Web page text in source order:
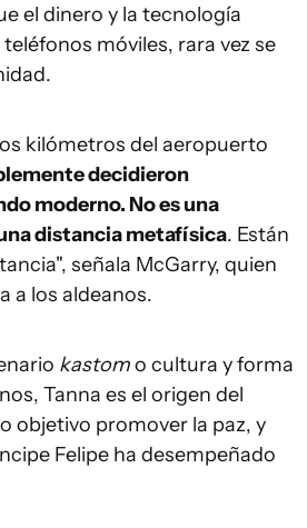
el dinero y la tecnología
móviles, rara vez se
kilómetros del aeropuerto
decidieron
moderno. No es una
distancia metafísica. Están
señala McGarry, quien
a los aldeanos.
kastomo cultura y forma
Tanna es el origen del
objetivo promover la paz, y
Felipe ha desempeñado